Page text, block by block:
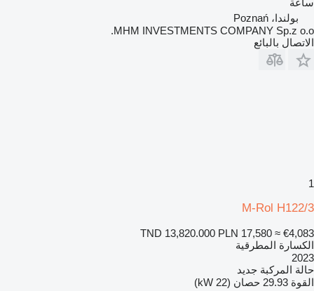
ساعة
بولندا، Poznań
MHM INVESTMENTS COMPANY Sp.z o.o.
الاتصال بالبائع
1
M-Rol H122/3
TND 13,820.000 PLN 17,580 ≈ €4,083
الكسارة المطرقية
2023
حالة المركبة جديد
القوة 29.93 حصان (22 kW)